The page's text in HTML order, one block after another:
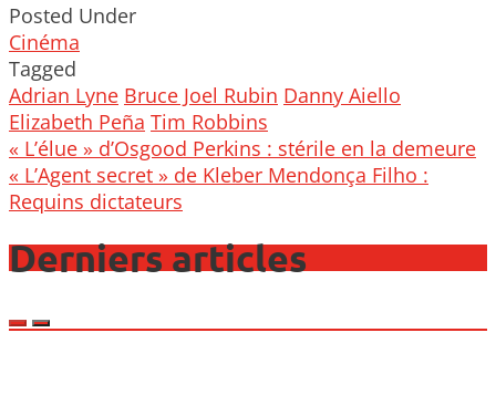
Posted Under
Cinéma
Tagged
Adrian Lyne Bruce Joel Rubin Danny Aiello
Elizabeth Peña Tim Robbins
Post
navigation
« L’élue » d’Osgood Perkins : stérile en la demeure
« L’Agent secret » de Kleber Mendonça Filho :
Requins dictateurs
Derniers articles